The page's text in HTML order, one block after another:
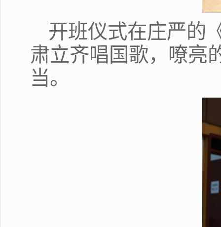
开班仪式在庄严的
肃立齐唱国歌，嘹亮
当。